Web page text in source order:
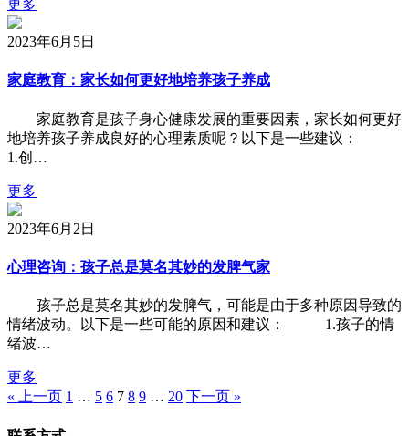
更多
2023年6月5日
家庭教育：家长如何更好地培养孩子养成
家庭教育是孩子身心健康发展的重要因素，家长如何更好
地培养孩子养成良好的心理素质呢？以下是一些建议：
1.创…
更多
2023年6月2日
心理咨询：孩子总是莫名其妙的发脾气家
孩子总是莫名其妙的发脾气，可能是由于多种原因导致的
情绪波动。以下是一些可能的原因和建议： 1.孩子的情
绪波…
更多
« 上一页 1 … 5 6 7 8 9 … 20 下一页 »